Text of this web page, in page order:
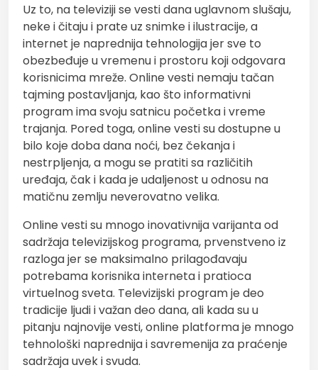
Uz to, na televiziji se vesti dana uglavnom slušaju,
neke i čitaju i prate uz snimke i ilustracije, a
internet je naprednija tehnologija jer sve to
obezbeđuje u vremenu i prostoru koji odgovara
korisnicima mreže. Online vesti nemaju tačan
tajming postavljanja, kao što informativni
program ima svoju satnicu početka i vreme
trajanja. Pored toga, online vesti su dostupne u
bilo koje doba dana noći, bez čekanja i
nestrpljenja, a mogu se pratiti sa različitih
uređaja, čak i kada je udaljenost u odnosu na
matičnu zemlju neverovatno velika.
Online vesti su mnogo inovativnija varijanta od
sadržaja televizijskog programa, prvenstveno iz
razloga jer se maksimalno prilagođavaju
potrebama korisnika interneta i pratioca
virtuelnog sveta. Televizijski program je deo
tradicije ljudi i važan deo dana, ali kada su u
pitanju najnovije vesti, online platforma je mnogo
tehnološki naprednija i savremenija za praćenje
sadržaja uvek i svuda.